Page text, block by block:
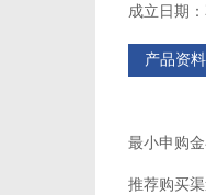
成立日期：
产品资
最小申购
推荐购买